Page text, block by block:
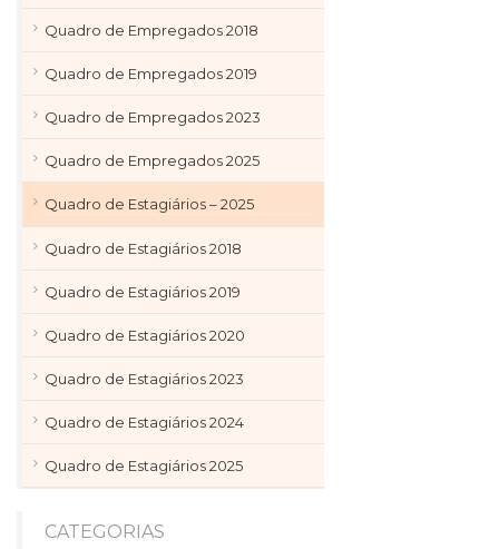
Quadro de Empregados 2018
Quadro de Empregados 2019
Quadro de Empregados 2023
Quadro de Empregados 2025
Quadro de Estagiários – 2025
Quadro de Estagiários 2018
Quadro de Estagiários 2019
Quadro de Estagiários 2020
Quadro de Estagiários 2023
Quadro de Estagiários 2024
Quadro de Estagiários 2025
CATEGORIAS